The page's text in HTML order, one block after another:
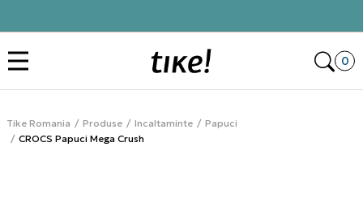
0
Tike Romania Produse Incaltaminte
Papuci
CROCS Papuci Mega Crush